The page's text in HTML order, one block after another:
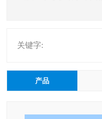
关键字:
产品